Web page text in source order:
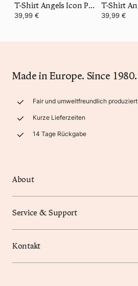
T-Shirt Angels Icon Print
39,99 € 39,99 €
Made in Europe. Since 1980.
Fair und umweltfreundlich produziert
Kurze Lieferzeiten
14 Tage Rückgabe
About
Service & Support
Kontakt